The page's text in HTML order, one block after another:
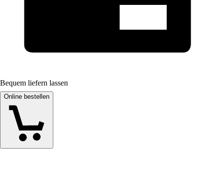
Bequem liefern lassen
Online bestellen